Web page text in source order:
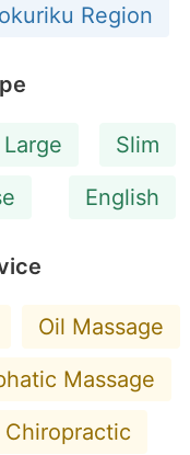
Region
Large
Slim
English
Oil Massage
Massage
Chiropractic